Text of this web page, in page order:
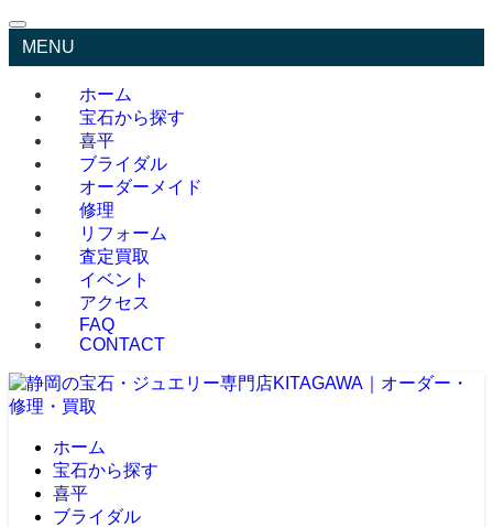
MENU
ホーム
宝石から探す
喜平
ブライダル
オーダーメイド
修理
リフォーム
査定買取
イベント
アクセス
FAQ
CONTACT
ホーム
宝石から探す
喜平
ブライダル